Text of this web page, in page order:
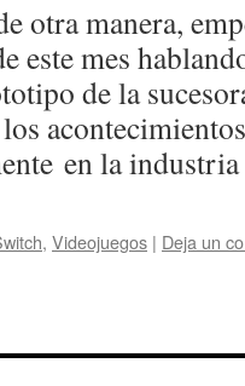
otra manera,
este mes
de la
en la
, Videojuegos | Deja un